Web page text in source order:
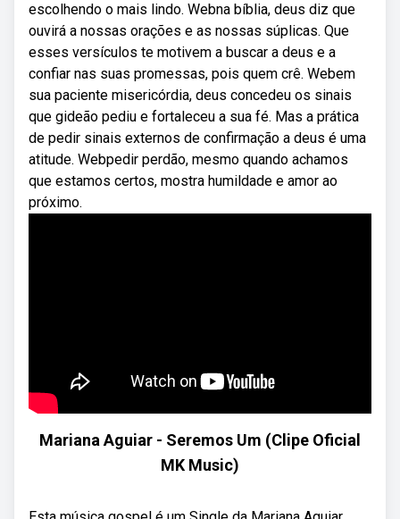
escolhendo o mais lindo. Webna bíblia, deus diz que
ouvirá a nossas orações e as nossas súplicas. Que
esses versículos te motivem a buscar a deus e a
confiar nas suas promessas, pois quem crê. Webem
sua paciente misericórdia, deus concedeu os sinais
que gideão pediu e fortaleceu a sua fé. Mas a prática
de pedir sinais externos de confirmação a deus é uma
atitude. Webpedir perdão, mesmo quando achamos
que estamos certos, mostra humildade e amor ao
próximo.
Mariana Aguiar - Seremos Um (Clipe Oficial
MK Music)